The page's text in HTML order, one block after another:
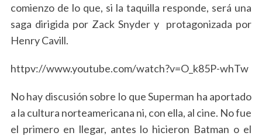
comienzo de lo que, si la taquilla responde, será una
saga dirigida por Zack Snyder y protagonizada por
Henry Cavill.
httpv://www.youtube.com/watch?v=O_k85P-whTw
No hay discusión sobre lo que Superman ha aportado
a la cultura norteamericana ni, con ella, al cine. No fue
el primero en llegar, antes lo hicieron Batman o el
S
e
a
c
f
r
: